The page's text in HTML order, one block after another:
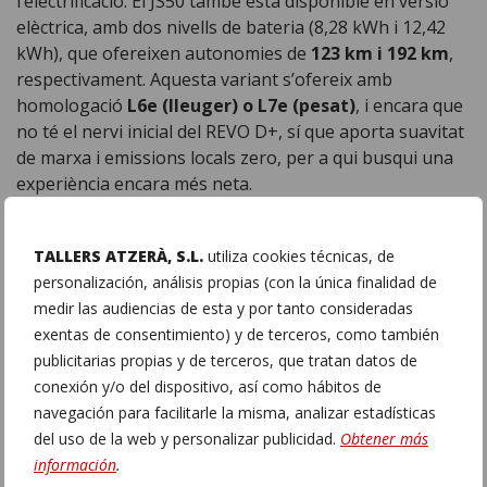
TALLERS ATZERÀ, S.L. utiliza cookies técnicas, de
personalización, análisis propias (con la única finalidad de
medir las audiencias de esta y por tanto consideradas
exentas de consentimiento) y de terceros, como también
publicitarias propias y de terceros, que tratan datos de
conexión y/o del dispositivo, así como hábitos de
navegación para facilitarle la misma, analizar estadísticas
del uso de la web y personalizar publicidad. Obtener más
información.
elèctrica, amb dos nivells de bateria (8,28 kWh i 12,42
kWh), que ofereixen autonomies de 123 km i 192 km,
respectivament. Aquesta variant s’ofereix amb
homologació L6e (lleuger) o L7e (pesat), i encara que
no té el nervi inicial del REVO D+, sí que aporta suavitat
de marxa i emissions locals zero, per a qui busqui una
experiència encara més neta.
Què hi ha del Ligier Myli?